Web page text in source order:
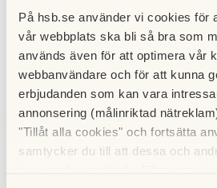
På hsb.se använder vi cookies för
vår webbplats ska bli så bra som
används även för att optimera vår
webbanvändare och för att kunna
erbjudanden som kan vara
annonsering (målinriktad
"Tillåt alla cookies" och fortsätta
samtycker du till att dessa och
motionen. Motionen måste vara
kontaktuppgifter samt vara
brevlådan till vänster om lilla garget
Bergakungsvägen 5)senast den 31
Använd bifogade dokument (pdf
Bara en motion per dokument!
motioner, kopiera dokumentet eller